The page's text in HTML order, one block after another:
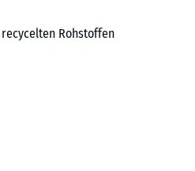
Rohstoffen